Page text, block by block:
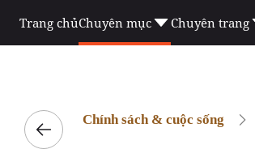
Trang chủChuyên mục Chuyên trang
Chính sách & cuộc sống